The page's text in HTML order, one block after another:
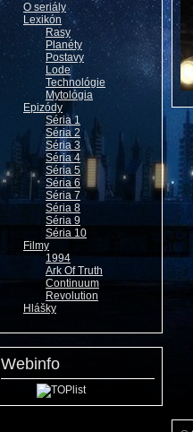
O seriály
Lexikón
Rasy
Planéty
Postavy
Lode
Technológie
Mytológia
Epizódy
Séria 1
Séria 2
Séria 3
Séria 4
Séria 5
Séria 6
Séria 7
Séria 8
Séria 9
Séria 10
Filmy
1994
Ark Of Truth
Continuum
Revolution
Hlášky
Webinfo